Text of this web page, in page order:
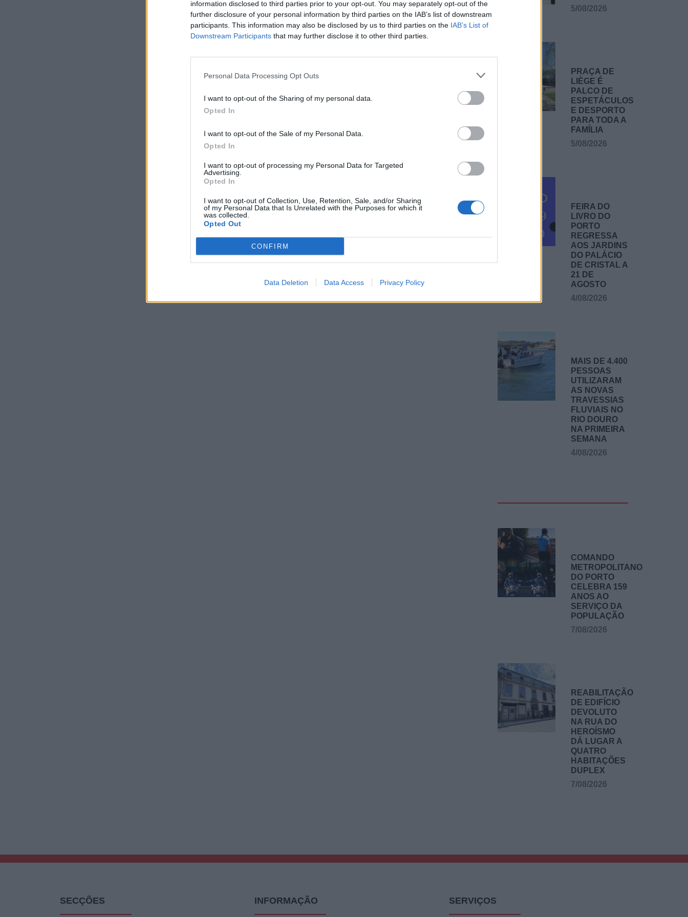
information disclosed to third parties prior to your opt-out. You may separately opt-out of the
further disclosure of your personal information by third parties on the IAB’s list of downstream
participants. This information may also be disclosed by us to third parties on the IAB’s List of
Downstream Participants that may further disclose it to other third parties.
Personal Data Processing Opt Outs
I want to opt-out of the Sharing of my personal data.
Opted In
I want to opt-out of the Sale of my Personal Data.
Opted In
I want to opt-out of processing my Personal Data for Targeted
Advertising.
Opted In
I want to opt-out of Collection, Use, Retention, Sale, and/or Sharing
of my Personal Data that Is Unrelated with the Purposes for which it
was collected.
Opted Out
CONFIRM
Data Deletion Data Access Privacy Policy
casas desde o início do ano, no total de 33130, mais 8% face a igual mês de 2021 e mais
2,4% face a abril de 2022.
5/08/2026
PRAÇA DE
LIÈGE É
PALCO DE
ESPETÁCULOS
E DESPORTO
PARA TODA A
FAMÍLIA
5/08/2026
FEIRA DO
LIVRO DO
PORTO
REGRESSA
AOS JARDINS
DO PALÁCIO
DE CRISTAL A
21 DE
AGOSTO
4/08/2026
MAIS DE 4.400
PESSOAS
UTILIZARAM
AS NOVAS
TRAVESSIAS
FLUVIAIS NO
RIO DOURO
NA PRIMEIRA
SEMANA
4/08/2026
COMANDO
METROPOLITANO
DO PORTO
CELEBRA 159
ANOS AO
SERVIÇO DA
POPULAÇÃO
7/08/2026
REABILITAÇÃO
DE EDIFÍCIO
DEVOLUTO
NA RUA DO
HEROÍSMO
DÁ LUGAR A
QUATRO
HABITAÇÕES
DUPLEX
7/08/2026
SECÇÕES INFORMAÇÃO SERVIÇOS